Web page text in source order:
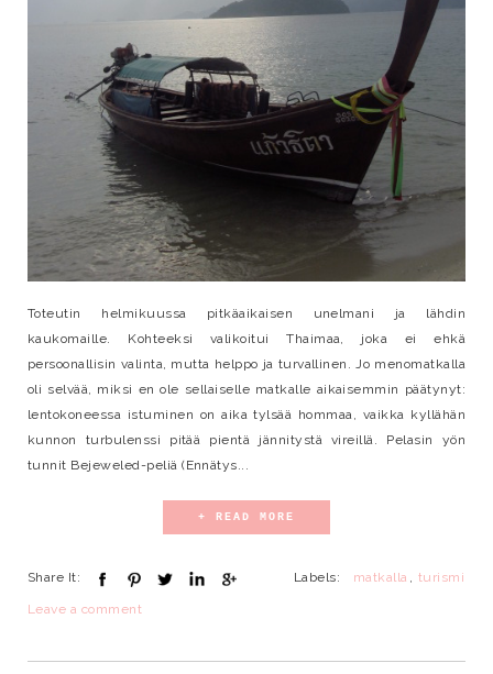
Toteutin helmikuussa pitkäaikaisen unelmani ja lähdin
kaukomaille. Kohteeksi valikoitui Thaimaa, joka ei ehkä
persoonallisin valinta, mutta helppo ja turvallinen. Jo menomatkalla
oli selvää, miksi en ole sellaiselle matkalle aikaisemmin päätynyt:
lentokoneessa istuminen on aika tylsää hommaa, vaikka kyllähän
kunnon turbulenssi pitää pientä jännitystä vireillä. Pelasin yön
tunnit Bejeweled-peliä (Ennätys...
+ READ MORE
Share It:
Leave a comment
Labels: matkalla , turismi